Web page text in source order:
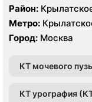
Район:
Метро:
Город: Москва
КТ мочевого
КТ урография